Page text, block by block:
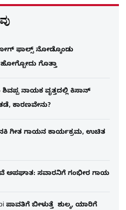
ಫಾಲ್ಸ್​ ನೋಡ್ಕೊಂಡು
ಗೊತ್ತಾ
ಶಿವಪ್ಪ ನಾಯಕ ವೃತ್ತದಲ್ಲಿ ಕಿಸಾನ್
ಕಾರಣವೇನು?
ಗೀತ ಗಾಯನ ಕಾರ್ಯಕ್ರಮ, ಉಚಿತ
ಅಪಘಾತ: ಸವಾರನಿಗೆ ಗಂಭೀರ ಗಾಯ
ಪಾವತಿಗೆ ಬೀಳುತ್ತೆ ಶುಲ್ಕ, ಯಾರಿಗೆ